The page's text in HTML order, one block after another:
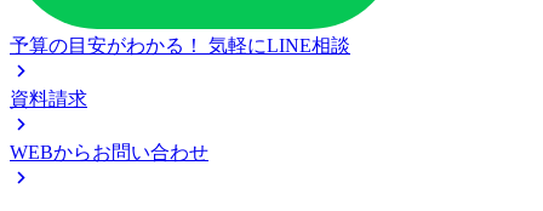
予算の目安がわかる！ 気軽にLINE相談
資料請求
WEBからお問い合わせ